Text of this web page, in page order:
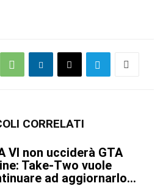
CORRELATI
VI non ucciderà GTA
Take-Two vuole
ad aggiornarlo...